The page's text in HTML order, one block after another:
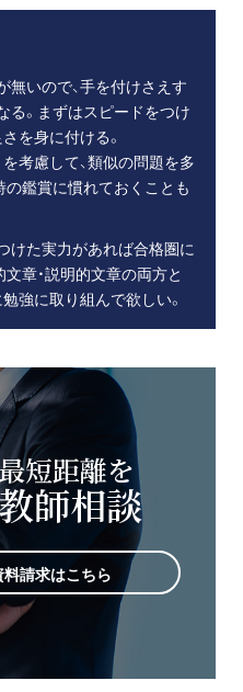
いので、手を付けさえす
る。まずはスピードをつけ
を身に付ける。
考慮して、類似の問題を多
の鑑賞に慣れておくことも
けた実力があれば合格圏に
章・説明的文章の両方と
強に取り組んで欲しい。
短距離を
師相談
料請求はこちら